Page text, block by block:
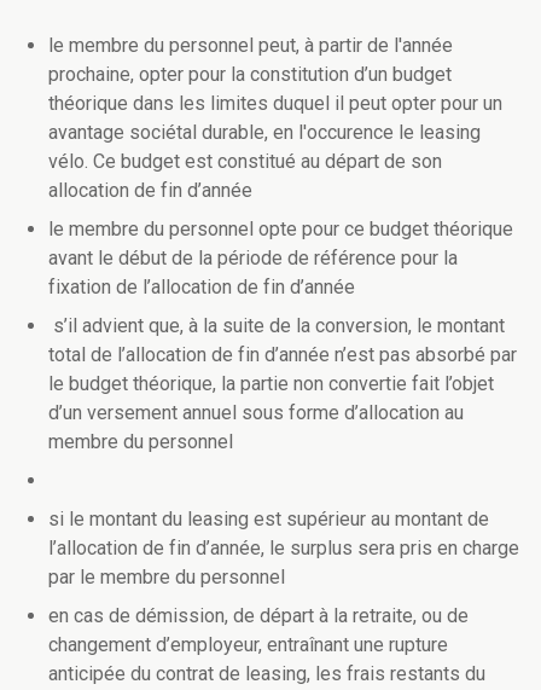
le membre du personnel peut, à partir de l'année
prochaine, opter pour la constitution d’un budget
théorique dans les limites duquel il peut opter pour un
avantage sociétal durable, en l'occurence le leasing
vélo. Ce budget est constitué au départ de son
allocation de fin d’année
le membre du personnel opte pour ce budget théorique
avant le début de la période de référence pour la
fixation de l’allocation de fin d’année
s’il advient que, à la suite de la conversion, le montant
total de l’allocation de fin d’année n’est pas absorbé par
le budget théorique, la partie non convertie fait l’objet
d’un versement annuel sous forme d’allocation au
membre du personnel
si le montant du leasing est supérieur au montant de
l’allocation de fin d’année, le surplus sera pris en charge
par le membre du personnel
en cas de démission, de départ à la retraite, ou de
changement d’employeur, entraînant une rupture
anticipée du contrat de leasing, les frais restants du